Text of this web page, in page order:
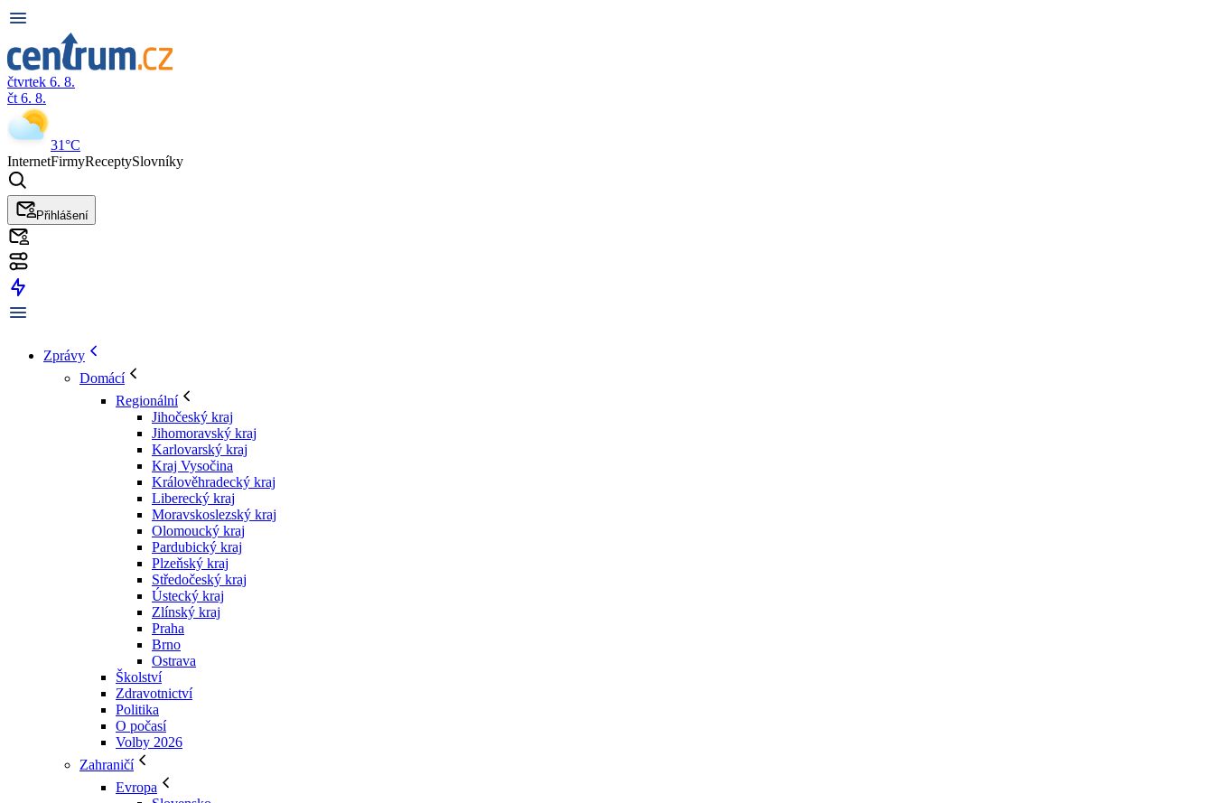
čtvrtek 6. 8.
čt 6. 8.
31°C
InternetFirmyReceptySlovníky
Přihlášení
Zprávy
Domácí
Regionální
Jihočeský kraj
Jihomoravský kraj
Karlovarský kraj
Kraj Vysočina
Králověhradecký kraj
Liberecký kraj
Moravskoslezský kraj
Olomoucký kraj
Pardubický kraj
Plzeňský kraj
Středočeský kraj
Ústecký kraj
Zlínský kraj
Praha
Brno
Ostrava
Školství
Zdravotnictví
Politika
O počasí
Volby 2026
Zahraničí
Evropa